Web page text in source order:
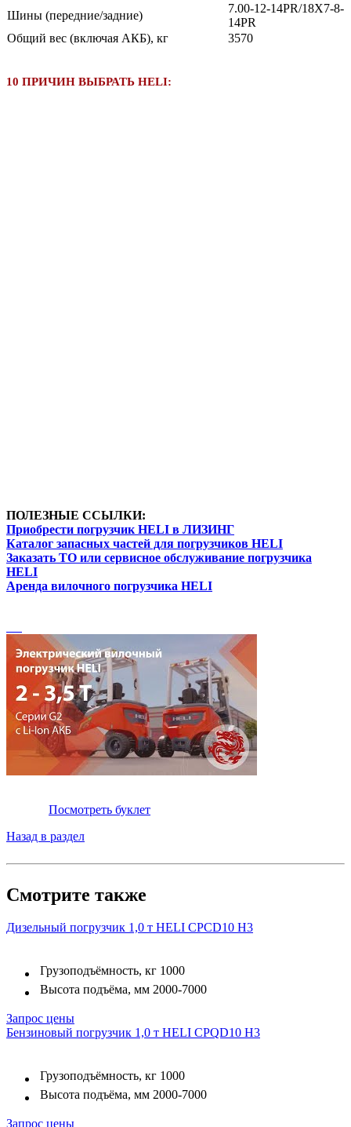
Шины (передние/задние)
7.00-12-14PR/18X7-8-
14PR
Общий вес (включая АКБ), кг
3570
10 ПРИЧИН ВЫБРАТЬ HELI:
ПОЛЕЗНЫЕ ССЫЛКИ:
Приобрести погрузчик HELI в ЛИЗИНГ
Каталог запасных частей для погрузчиков HELI
Заказать ТО или сервисное обслуживание погрузчика
HELI
Аренда вилочного погрузчика HELI
Посмотреть буклет
Назад в раздел
Смотрите также
Дизельный погрузчик 1,0 т HELI CPСD10 H3
Грузоподъёмность, кг 1000
Высота подъёма, мм 2000-7000
Запрос цены
Бензиновый погрузчик 1,0 т HELI CPQD10 H3
Грузоподъёмность, кг 1000
Высота подъёма, мм 2000-7000
Запрос цены